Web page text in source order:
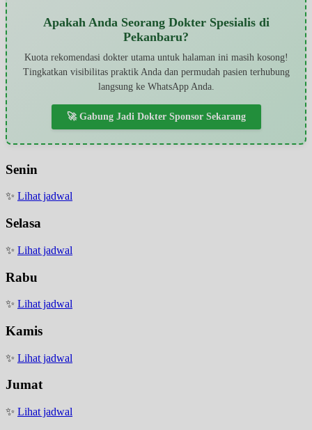
Apakah Anda Seorang Dokter Spesialis di
Pekanbaru?
Kuota rekomendasi dokter utama untuk halaman ini masih kosong!
Tingkatkan visibilitas praktik Anda dan permudah pasien terhubung
langsung ke WhatsApp Anda.
🚀 Gabung Jadi Dokter Sponsor Sekarang
Senin
✨ Lihat jadwal
Selasa
✨ Lihat jadwal
Rabu
✨ Lihat jadwal
Kamis
✨ Lihat jadwal
Jumat
✨ Lihat jadwal